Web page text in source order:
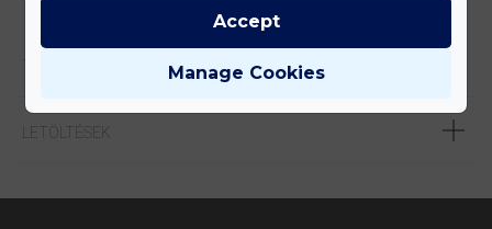
LETÖLTÉSEK
Manage Cookies
Accept